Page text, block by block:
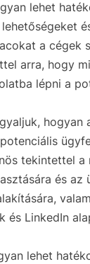
lehet
a cégek
arra, hogy
lépni a
hogyan
tekintettel a
és az
és LinkedIn
lehet